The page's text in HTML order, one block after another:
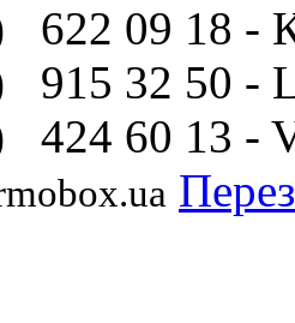
622 09 18 -
915 32 50 -
424 60 13 -